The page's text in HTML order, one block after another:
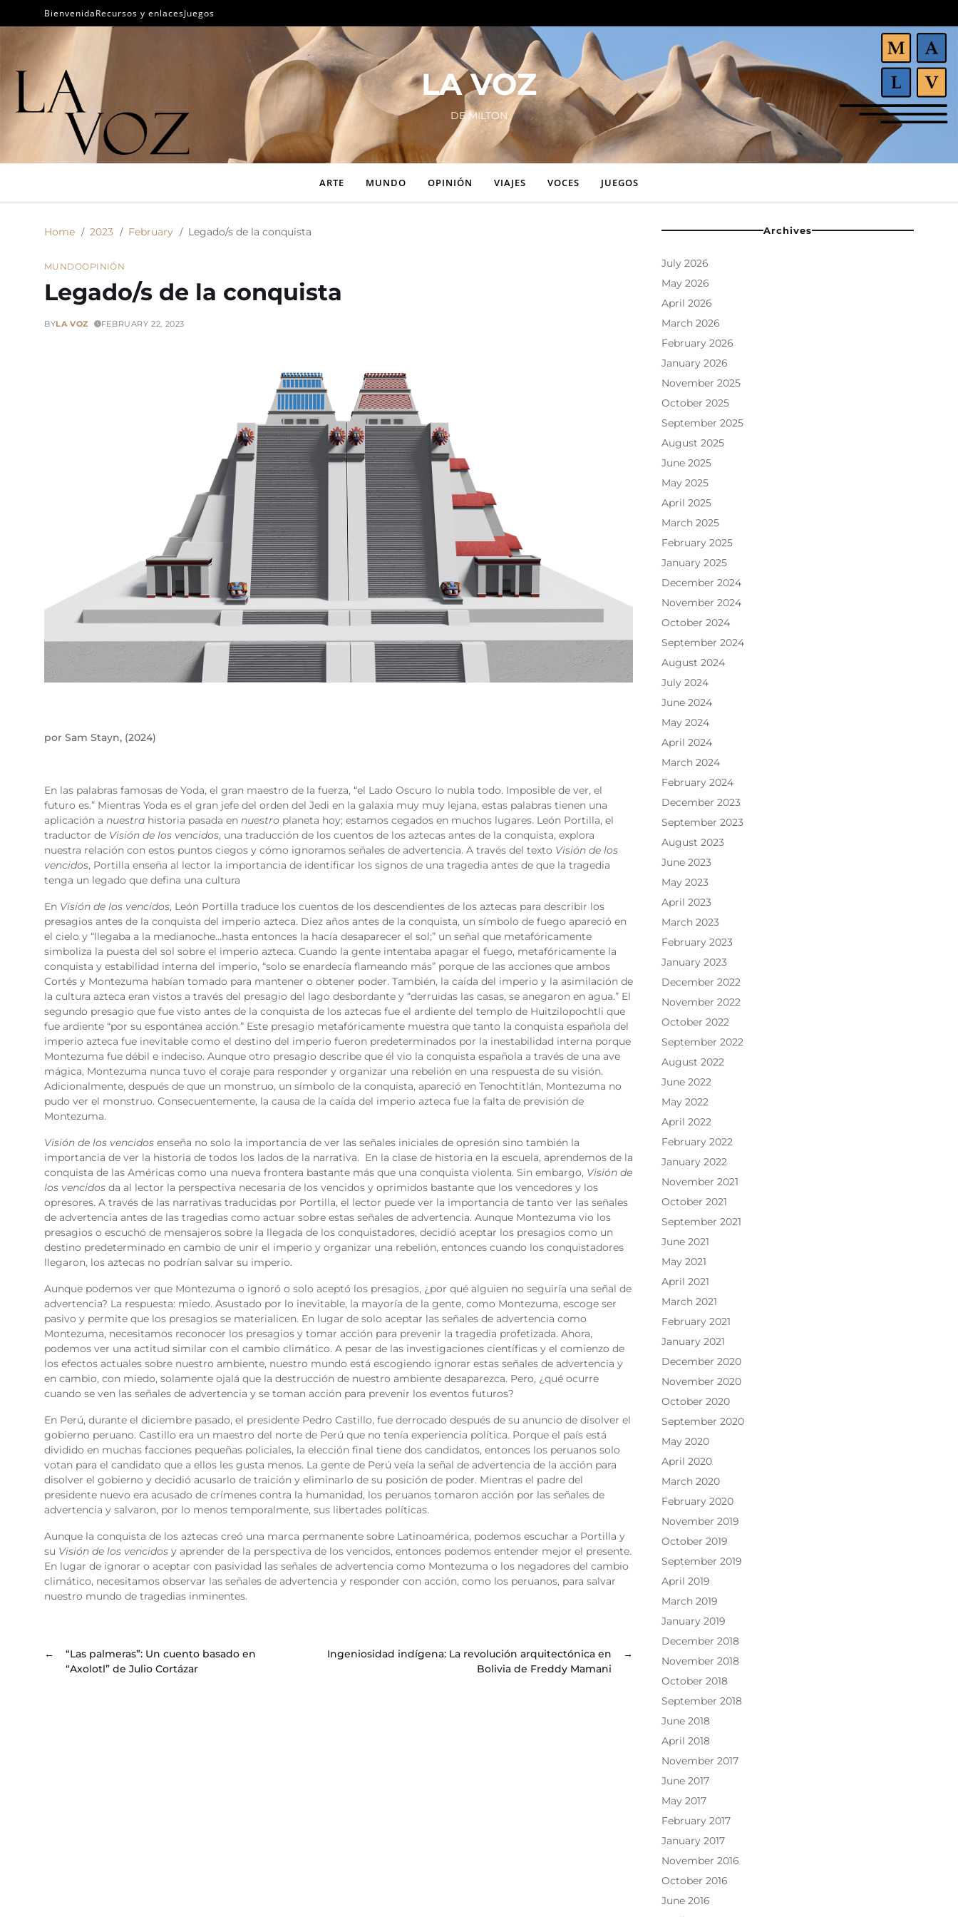
BienvenidaRecursos y enlacesJuegos
LA VOZ
DE MILTON
ARTE MUNDO OPINIÓN VIAJES VOCES JUEGOS
Home 2023 February Legado/s de la conquista
MUNDOOPINIÓN
Legado/s de la conquista
BYLA VOZ FEBRUARY 22, 2023
por Sam Stayn, (2024)
En las palabras famosas de Yoda, el gran maestro de la fuerza, “el Lado Oscuro lo nubla todo. Imposible de ver, el
futuro es.” Mientras Yoda es el gran jefe del orden del Jedi en la galaxia muy muy lejana, estas palabras tienen una
aplicación a nuestra historia pasada en nuestro planeta hoy; estamos cegados en muchos lugares. León Portilla, el
traductor de Visión de los vencidos, una traducción de los cuentos de los aztecas antes de la conquista, explora
nuestra relación con estos puntos ciegos y cómo ignoramos señales de advertencia. A través del texto Visión de los
vencidos, Portilla enseña al lector la importancia de identificar los signos de una tragedia antes de que la tragedia
tenga un legado que defina una cultura
En Visión de los vencidos, León Portilla traduce los cuentos de los descendientes de los aztecas para describir los
presagios antes de la conquista del imperio azteca. Diez años antes de la conquista, un símbolo de fuego apareció en
el cielo y “llegaba a la medianoche…hasta entonces la hacía desaparecer el sol;” un señal que metafóricamente
simboliza la puesta del sol sobre el imperio azteca. Cuando la gente intentaba apagar el fuego, metafóricamente la
conquista y estabilidad interna del imperio, “solo se enardecía flameando más” porque de las acciones que ambos
Cortés y Montezuma habían tomado para mantener o obtener poder. También, la caída del imperio y la asimilación de
la cultura azteca eran vistos a través del presagio del lago desbordante y “derruidas las casas, se anegaron en agua.” El
segundo presagio que fue visto antes de la conquista de los aztecas fue el ardiente del templo de Huitzilopochtli que
fue ardiente “por su espontánea acción.” Este presagio metafóricamente muestra que tanto la conquista española del
imperio azteca fue inevitable como el destino del imperio fueron predeterminados por la inestabilidad interna porque
Montezuma fue débil e indeciso. Aunque otro presagio describe que él vio la conquista española a través de una ave
mágica, Montezuma nunca tuvo el coraje para responder y organizar una rebelión en una respuesta de su visión.
Adicionalmente, después de que un monstruo, un símbolo de la conquista, apareció en Tenochtitlán, Montezuma no
pudo ver el monstruo. Consecuentemente, la causa de la caída del imperio azteca fue la falta de previsión de
Montezuma.
Visión de los vencidos enseña no solo la importancia de ver las señales iniciales de opresión sino también la
importancia de ver la historia de todos los lados de la narrativa. En la clase de historia en la escuela, aprendemos de la
conquista de las Américas como una nueva frontera bastante más que una conquista violenta. Sin embargo, Visión de
los vencidos da al lector la perspectiva necesaria de los vencidos y oprimidos bastante que los vencedores y los
opresores. A través de las narrativas traducidas por Portilla, el lector puede ver la importancia de tanto ver las señales
de advertencia antes de las tragedias como actuar sobre estas señales de advertencia. Aunque Montezuma vio los
presagios o escuchó de mensajeros sobre la llegada de los conquistadores, decidió aceptar los presagios como un
destino predeterminado en cambio de unir el imperio y organizar una rebelión, entonces cuando los conquistadores
llegaron, los aztecas no podrían salvar su imperio.
Aunque podemos ver que Montezuma o ignoró o solo aceptó los presagios, ¿por qué alguien no seguiría una señal de
advertencia? La respuesta: miedo. Asustado por lo inevitable, la mayoría de la gente, como Montezuma, escoge ser
pasivo y permite que los presagios se materialicen. En lugar de solo aceptar las señales de advertencia como
Montezuma, necesitamos reconocer los presagios y tomar acción para prevenir la tragedia profetizada. Ahora,
podemos ver una actitud similar con el cambio climático. A pesar de las investigaciones científicas y el comienzo de
los efectos actuales sobre nuestro ambiente, nuestro mundo está escogiendo ignorar estas señales de advertencia y
en cambio, con miedo, solamente ojalá que la destrucción de nuestro ambiente desaparezca. Pero, ¿qué ocurre
cuando se ven las señales de advertencia y se toman acción para prevenir los eventos futuros?
En Perú, durante el diciembre pasado, el presidente Pedro Castillo, fue derrocado después de su anuncio de disolver el
gobierno peruano. Castillo era un maestro del norte de Perú que no tenía experiencia política. Porque el país está
dividido en muchas facciones pequeñas policiales, la elección final tiene dos candidatos, entonces los peruanos solo
votan para el candidato que a ellos les gusta menos. La gente de Perú veía la señal de advertencia de la acción para
disolver el gobierno y decidió acusarlo de traición y eliminarlo de su posición de poder. Mientras el padre del
presidente nuevo era acusado de crímenes contra la humanidad, los peruanos tomaron acción por las señales de
advertencia y salvaron, por lo menos temporalmente, sus libertades políticas.
Aunque la conquista de los aztecas creó una marca permanente sobre Latinoamérica, podemos escuchar a Portilla y
su Visión de los vencidos y aprender de la perspectiva de los vencidos, entonces podemos entender mejor el presente.
En lugar de ignorar o aceptar con pasividad las señales de advertencia como Montezuma o los negadores del cambio
climático, necesitamos observar las señales de advertencia y responder con acción, como los peruanos, para salvar
nuestro mundo de tragedias inminentes.
←
“Las palmeras”: Un cuento basado en
“Axolotl” de Julio Cortázar
→
Ingeniosidad indígena: La revolución arquitectónica en
Bolivia de Freddy Mamani
Archives
July 2026
May 2026
April 2026
March 2026
February 2026
January 2026
November 2025
October 2025
September 2025
August 2025
June 2025
May 2025
April 2025
March 2025
February 2025
January 2025
December 2024
November 2024
October 2024
September 2024
August 2024
July 2024
June 2024
May 2024
April 2024
March 2024
February 2024
December 2023
September 2023
August 2023
June 2023
May 2023
April 2023
March 2023
February 2023
January 2023
December 2022
November 2022
October 2022
September 2022
August 2022
June 2022
May 2022
April 2022
February 2022
January 2022
November 2021
October 2021
September 2021
June 2021
May 2021
April 2021
March 2021
February 2021
January 2021
December 2020
November 2020
October 2020
September 2020
May 2020
April 2020
March 2020
February 2020
November 2019
October 2019
September 2019
April 2019
March 2019
January 2019
December 2018
November 2018
October 2018
September 2018
June 2018
April 2018
November 2017
June 2017
May 2017
February 2017
January 2017
November 2016
October 2016
June 2016